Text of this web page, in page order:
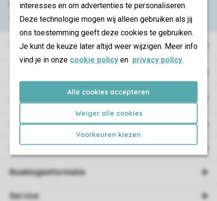
interesses en om advertenties te personaliseren.
Deze technologie mogen wij alleen gebruiken als jij
ons toestemming geeft deze cookies te gebruiken.
Je kunt de keuze later altijd weer wijzigen. Meer info
vind je in onze cookie policy en privacy policy.
Alle cookies accepteren
Weiger alle cookies
Voorkeuren kiezen
Vakantieparken
Campings
Vakantieverblijf
Verblijf
Bekijk deveelgestelde vragenof neem
contact op met het Contact Center .
Boekingsinformatie
Service